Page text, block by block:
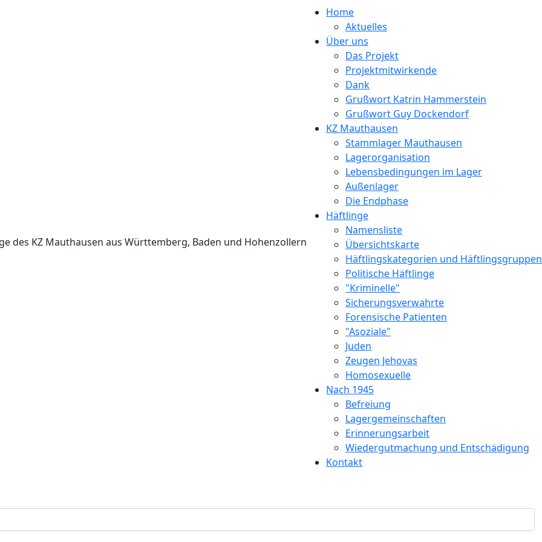
des KZ Mauthausen aus Württemberg, Baden und Hohenzollern
Home
Aktuelles
Über uns
Das Projekt
Projektmitwirkende
Dank
Grußwort Katrin Hammerstein
Grußwort Guy Dockendorf
KZ Mauthausen
Stammlager Mauthausen
Lagerorganisation
Lebensbedingungen im Lager
Außenlager
Die Endphase
Häftlinge
Namensliste
Übersichtskarte
Häftlingskategorien und Häftlingsgruppen
Politische Häftlinge
"Kriminelle"
Sicherungsverwahrte
Forensische Patienten
"Asoziale"
Juden
Zeugen Jehovas
Homosexuelle
Nach 1945
Befreiung
Lagergemeinschaften
Erinnerungsarbeit
Wiedergutmachung und Entschädigung
Kontakt